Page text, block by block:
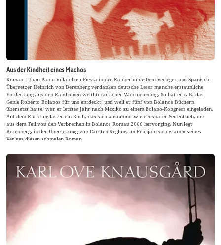
Aus der Kindheit eines Machos
Roman | Juan Pablo Villalobos: Fiesta in der Räuberhöhle Dem Verleger und Spanisch-
Übersetzer Heinrich von Berenberg verdanken deutsche Leser manche erstaunliche
Entdeckung aus den Randzonen weltliterarischer Wahrnehmung. So hat er z. B. das
Genie Roberto Bolanos für uns entdeckt; und weil er fünf von Bolanos Büchern
übersetzt hatte, war er letztes Jahr nach Mexiko zu einem Bolano-Kongress eingeladen.
Auf dem Rückflug las er ein Buch, das sich ausnimmt wie ein später Seitentrieb, der
aus dem Teil von den Verbrechen in Bolanos Roman 2666 hervorging. Nun legt
Berenberg, in der Übersetzung von Carsten Regling, im Frühjahrsprogramm seines
Verlags diesen schmalen Roman